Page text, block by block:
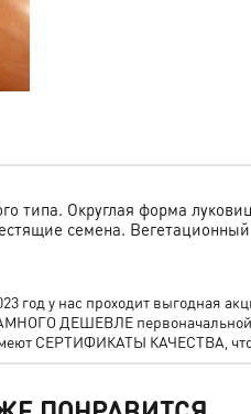
типа. Округлая форма
семена.
год у нас проходит выгодная
ДЕШЕВЛЕ
СЕРТИФИКАТЫ КАЧЕСТВА,